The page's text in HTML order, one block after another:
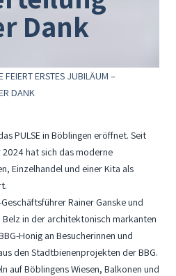
Dank
FEIERT ERSTES JUBILÄUM –
DANK
PULSE in Böblingen eröffnet. Seit
2024 hat sich das moderne
Einzelhandel und einer Kita als
Rainer Ganske und
in der architektonisch markanten
Honig an Besucherinnen und
den Stadtbienenprojekten der BBG.
auf Böblingens Wiesen, Balkonen und